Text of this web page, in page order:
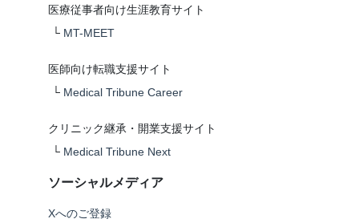
医療従事者向け生涯教育サイト
└ MT-MEET
医師向け転職支援サイト
└ Medical Tribune Career
クリニック継承・開業支援サイト
└ Medical Tribune Next
ソーシャルメディア
Xへのご登録